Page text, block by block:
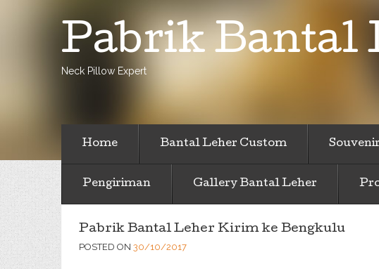
Pabrik Bantal
Neck Pillow Expert
Home Bantal Leher Custom
Pengiriman Gallery Bantal Leher
Pabrik Bantal Leher Kirim ke Bengkulu
POSTED ON 30/10/2017